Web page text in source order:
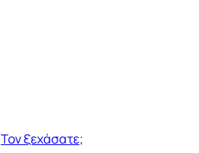
Τον ξεχάσατε;